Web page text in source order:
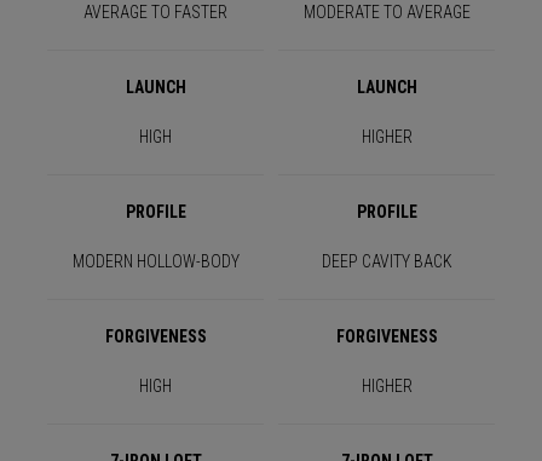
AVERAGE TO FASTER MODERATE TO AVERAGE
LAUNCH LAUNCH
HIGH HIGHER
PROFILE PROFILE
MODERN HOLLOW-BODY DEEP CAVITY BACK
FORGIVENESS FORGIVENESS
HIGH HIGHER